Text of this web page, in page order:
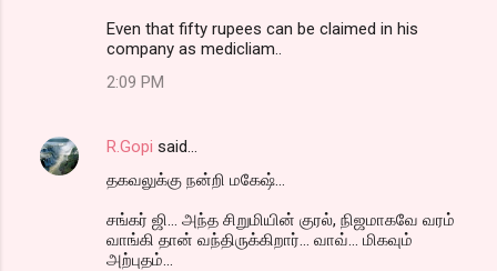
Even that fifty rupees can be claimed in his
company as medicliam..
2:09 PM
R.Gopi said…
தகவலுக்கு நன்றி மகேஷ்...
சங்கர் ஜி... அந்த சிறுமியின் குரல், நிஜமாகவே வரம்
வாங்கி தான் வந்திருக்கிறார்... வாவ்... மிகவும்
அற்புதம்...